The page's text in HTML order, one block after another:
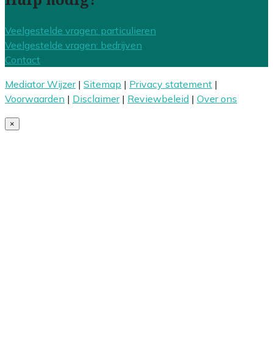
Veelgestelde vragen: particulieren
Veelgestelde vragen: bedrijven
Contact
Mediator Wijzer| Sitemap | Privacy statement |
Voorwaarden | Disclaimer| Reviewbeleid | Over ons
×